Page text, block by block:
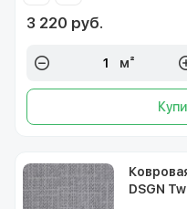
3 220 руб.
м²
DSGN